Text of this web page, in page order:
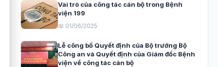
Vai trò của công tác cán bộ trong Bệnh
viện 199
📅 01/06/2025
Lễ công bố Quyết định của Bộ trưởng Bộ
Công an và Quyết định của Giám đốc Bệnh
viện về công tác cán bộ